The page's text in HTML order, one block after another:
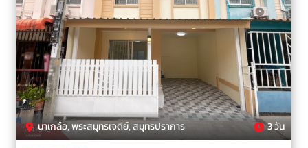
นาเกลือ, พระสมุทรเจดีย์, สมุทรปราการ 3 วัน